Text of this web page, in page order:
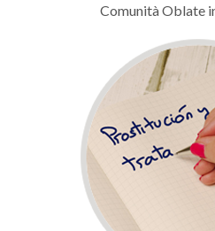
Comunità Oblate